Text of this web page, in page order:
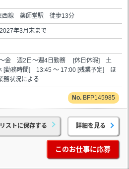
西線 薬師堂駅 徒歩13分
年3月末まで
金 週2日～週4日勤務 [休日休暇] 土
[勤務時間] 13:45 ～ 17:00 [残業予定] ほ
務状況による
BFP145985
ストに保存する 詳細を見る
このお仕事に応募